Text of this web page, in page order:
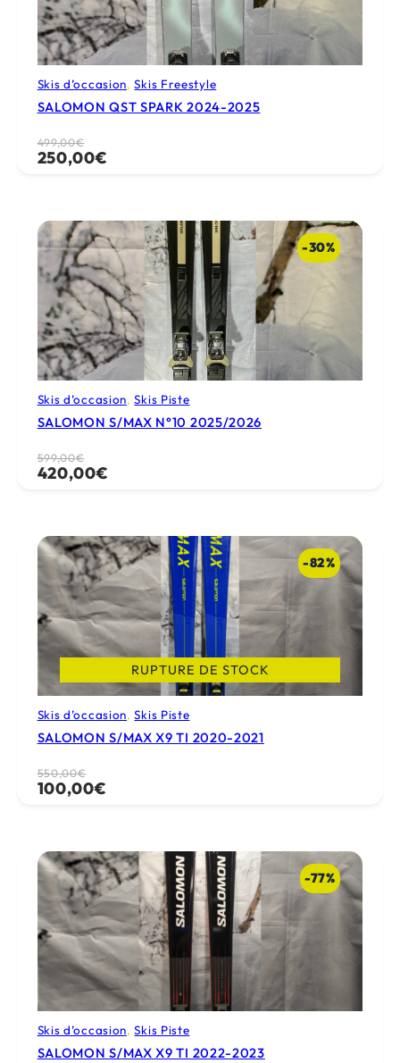
Skis d’occasion, Skis Freestyle
SALOMON QST SPARK 2024-2025
499,00€
Le
prix
499,00€.
250,00€
Le
prix
250,00€.
-30%
Skis d’occasion, Skis Piste
SALOMON S/MAX N°10 2025/2026
599,00€
Le
prix
599,00€.
420,00€
Le
prix
420,00€.
-82%
RUPTURE DE STOCK
Skis d’occasion, Skis Piste
SALOMON S/MAX X9 TI 2020-2021
550,00€
Le
prix
550,00€.
100,00€
Le
prix
100,00€.
-77%
Skis d’occasion, Skis Piste
SALOMON S/MAX X9 TI 2022-2023